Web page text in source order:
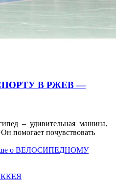
В РЖЕВ —
– удивительная машина,
помогает почувствовать
о ВЕЛОСИПЕДНОМУ